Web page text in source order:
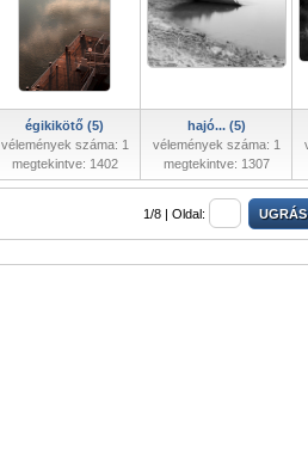
égikikötő (5)
vélemények száma: 1
megtekintve: 1402
hajó... (5)
vélemények száma: 1
megtekintve: 1307
1/8 | Oldal: